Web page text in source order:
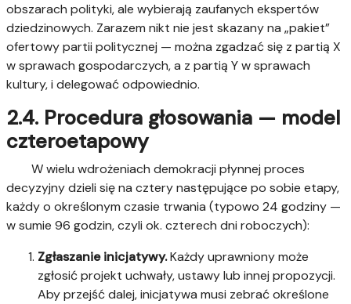
obszarach polityki, ale wybierają zaufanych ekspertów
dziedzinowych. Zarazem nikt nie jest skazany na „pakiet”
ofertowy partii politycznej — można zgadzać się z partią X
w sprawach gospodarczych, a z partią Y w sprawach
kultury, i delegować odpowiednio.
2.4. Procedura głosowania — model
czteroetapowy
W wielu wdrożeniach demokracji płynnej proces
decyzyjny dzieli się na cztery następujące po sobie etapy,
każdy o określonym czasie trwania (typowo 24 godziny —
w sumie 96 godzin, czyli ok. czterech dni roboczych):
Zgłaszanie inicjatywy.Każdy uprawniony może
zgłosić projekt uchwały, ustawy lub innej propozycji.
Aby przejść dalej, inicjatywa musi zebrać określone